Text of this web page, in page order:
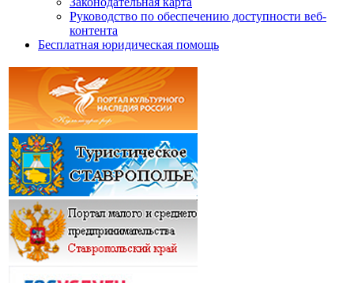
Руководство по обеспечению доступности веб-
контента
Бесплатная юридическая помощь